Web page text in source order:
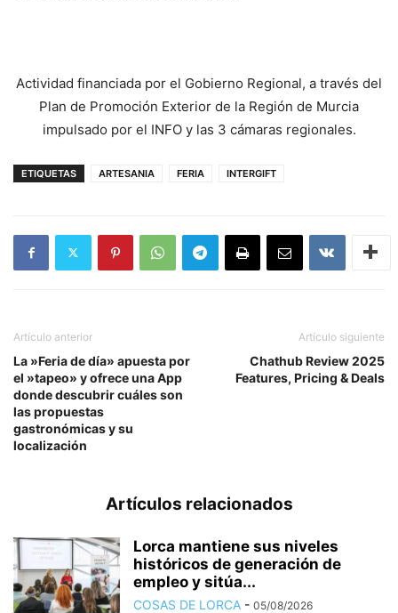
Actividad financiada por el Gobierno Regional, a través del
Plan de Promoción Exterior de la Región de Murcia
impulsado por el INFO y las 3 cámaras regionales.
ETIQUETAS ARTESANIA FERIA INTERGIFT
Artículo anterior
La »Feria de día» apuesta por
el »tapeo» y ofrece una App
donde descubrir cuáles son
las propuestas
gastronómicas y su
localización
Artículo siguiente
Chathub Review 2025
Features, Pricing & Deals
Artículos relacionados
Lorca mantiene sus niveles
históricos de generación de
empleo y sitúa...
COSAS DE LORCA - 05/08/2026